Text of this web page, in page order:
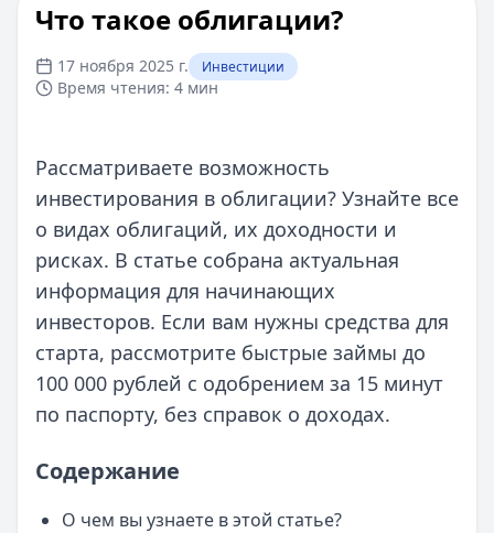
Что такое облигации?
17 ноября 2025 г. Инвестиции
Время чтения: 4 мин
Рассматриваете возможность
инвестирования в облигации? Узнайте все
о видах облигаций, их доходности и
рисках. В статье собрана актуальная
информация для начинающих
инвесторов. Если вам нужны средства для
старта, рассмотрите быстрые займы до
100 000 рублей с одобрением за 15 минут
по паспорту, без справок о доходах.
Содержание
О чем вы узнаете в этой статье?